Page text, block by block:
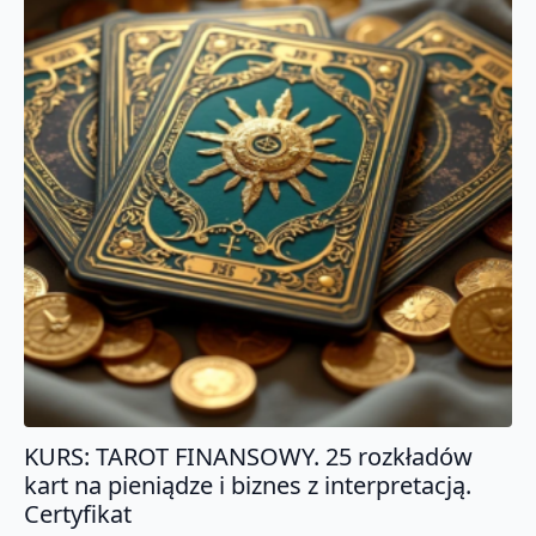
KURS: TAROT FINANSOWY. 25 rozkładów
kart na pieniądze i biznes z interpretacją.
Certyfikat